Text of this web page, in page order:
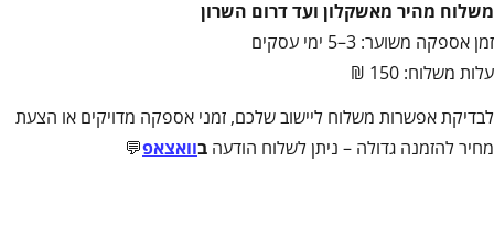
משלוח מהיר מאשקלון ועד דרום השרון
זמן אספקה משוער: 3–5 ימי עסקים
עלות משלוח: 150 ₪
לבדיקת אפשרות משלוח ליישוב שלכם, זמני אספקה מדויקים או הצעת
מחיר להזמנה גדולה – ניתן לשלוח הודעה בוואצאפ💬